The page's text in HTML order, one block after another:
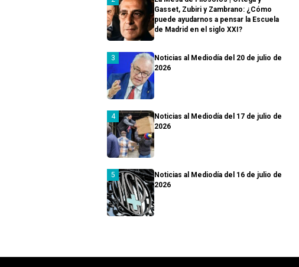
Gasset, Zubiri y Zambrano: ¿Cómo
puede ayudarnos a pensar la Escuela
de Madrid en el siglo XXI?
Noticias al Mediodía del 20 de julio de
2026
Noticias al Mediodía del 17 de julio de
2026
Noticias al Mediodía del 16 de julio de
2026